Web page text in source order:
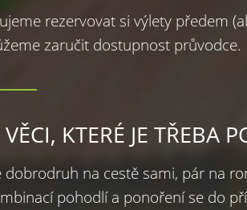
rezervovat si výlety předem
zaručit dostupnost průvodce.
KTERÉ JE TŘEBA
dobrodruh na cestě sami, pár na
pohodlí a ponoření se do